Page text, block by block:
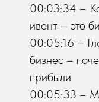
00:03:34 –
ивент – это
00:05:16 –
бизнес –
прибыли
00:05:33 –